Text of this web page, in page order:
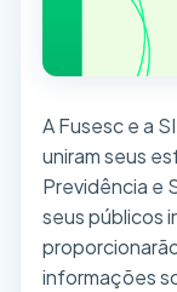
A Fusesc e a
uniram seus
Previdência e
seus públicos
informações